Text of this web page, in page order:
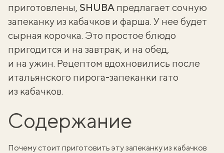
приготовлены, SHUBA предлагает сочную
запеканку из кабачков и фарша. У нее будет
сырная корочка. Это простое блюдо
пригодится и на завтрак, и на обед,
и на ужин. Рецептом вдохновились после
итальянского пирога-запеканки гато
из кабачков.
Содержание
Почему стоит приготовить эту запеканку из кабачков